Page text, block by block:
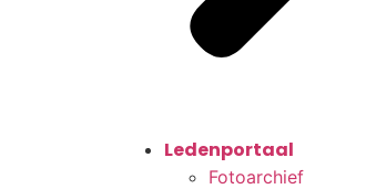
Ledenportaal
Fotoarchief